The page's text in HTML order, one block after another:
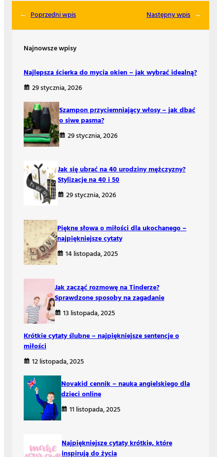
← Poprzedni wpis Następny wpis →
Najnowsze wpisy
Najlepsza ścierka do mycia okien – jak wybrać idealną?
29 stycznia, 2026
Szampon przyciemniający włosy – jak dbać
o siwe pasma?
29 stycznia, 2026
Jak się ubrać na 40 urodziny mężczyzny?
Stylizacje na 40 i 50
29 stycznia, 2026
Piękne słowa o miłości dla ukochanego –
najpiękniejsze cytaty
14 listopada, 2025
Jak zacząć rozmowę na Tinderze?
Sprawdzone sposoby na zagadanie
13 listopada, 2025
Krótkie cytaty ślubne – najpiękniejsze sentencje o
miłości
12 listopada, 2025
Novakid cennik – nauka angielskiego dla
dzieci online
11 listopada, 2025
Najpiękniejsze cytaty krótkie, które
inspirują do życia